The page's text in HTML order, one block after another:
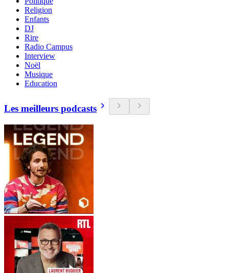
Religion
Enfants
DJ
Rire
Radio Campus
Interview
Noël
Musique
Education
Les meilleurs podcasts